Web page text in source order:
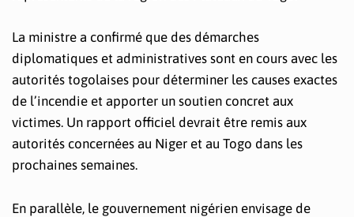
La ministre a confirmé que des démarches
diplomatiques et administratives sont en cours avec les
autorités togolaises pour déterminer les causes exactes
de l’incendie et apporter un soutien concret aux
victimes. Un rapport officiel devrait être remis aux
autorités concernées au Niger et au Togo dans les
prochaines semaines.
En parallèle, le gouvernement nigérien envisage de